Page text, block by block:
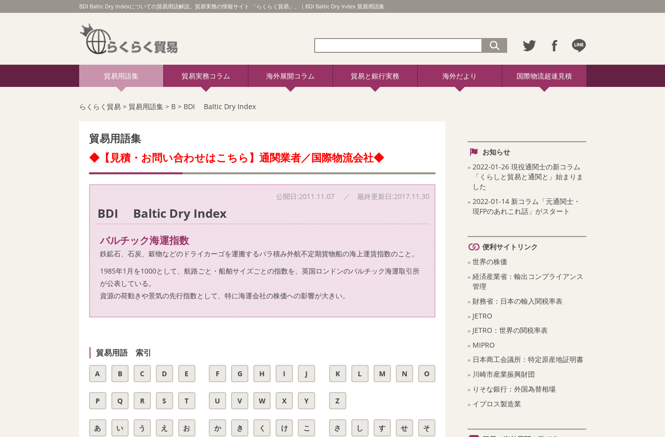
BDI Baltic Dry Indexについての貿易用語解説。貿易実務の情報サイト 「らくらく貿易」。｜BDI Baltic Dry Index 貿易用語集
貿易用語集 貿易実務コラム 海外展開コラム 貿易と銀行実務 海外だより 国際物流超速見積
らくらく貿易 > 貿易用語集> B> BDI Baltic Dry Index
貿易用語集
◆【見積・お問い合わせはこちら】通関業者／国際物流会社◆
公開日:2011.11.07 ／ 最終更新日:2017.11.30
BDI Baltic Dry Index
バルチック海運指数
鉄鉱石、石炭、穀物などのドライカーゴを運搬するバラ積み外航不定期貨物船の海上運賃指数のこと。
1985年1月を1000として、航路ごと・船舶サイズごとの指数を、英国ロンドンのバルチック海運取引所
が公表している。
資源の荷動きや景気の先行指数として、特に海運会社の株価への影響が大きい。
貿易用語 索引
A B C D E F G H I J K L M N O
P Q R S T U V W X Y Z
あ い う え お か き く け こ さ し す せ そ
お知らせ
2022-01-26 現役通関士の新コラム
「くらしと貿易と通関と」始まりま
した
2022-01-14 新コラム「元通関士・
現FPのあれこれ話」がスタート
便利サイトリンク
世界の株価
経済産業省：輸出コンプライアンス
管理
財務省：日本の輸入関税率表
JETRO
JETRO：世界の関税率表
MIPRO
日本商工会議所：特定原産地証明書
川崎市産業振興財団
りそな銀行：外国為替相場
イプロス製造業